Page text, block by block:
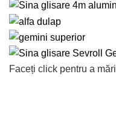
Faceți click pentru a mări